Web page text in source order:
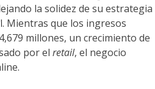
la solidez de su estrategia
Mientras que los ingresos
millones, un crecimiento de
por el retail, el negocio